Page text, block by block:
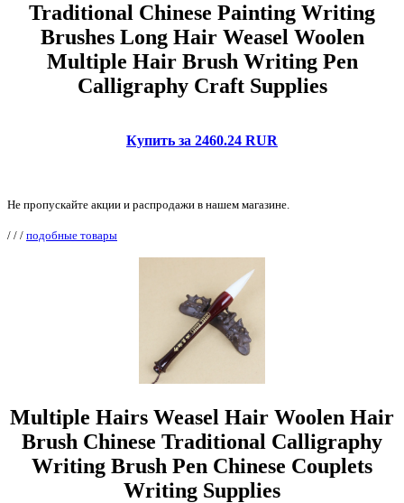
Traditional Chinese Painting Writing
Brushes Long Hair Weasel Woolen
Multiple Hair Brush Writing Pen
Calligraphy Craft Supplies
Купить за 2460.24 RUR
Не пропускайте акции и распродажи в нашем магазине.
/ / / подобные товары
Multiple Hairs Weasel Hair Woolen Hair
Brush Chinese Traditional Calligraphy
Writing Brush Pen Chinese Couplets
Writing Supplies